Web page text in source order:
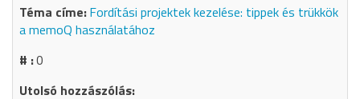
Fordítási projektek kezelése: tippek és trükkök
a memoQ használatához
0